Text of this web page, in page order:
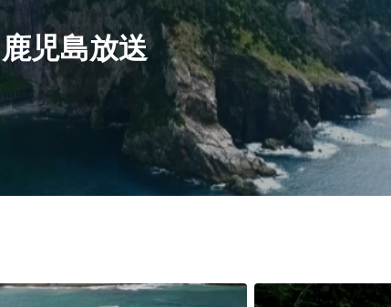
鹿児島放送